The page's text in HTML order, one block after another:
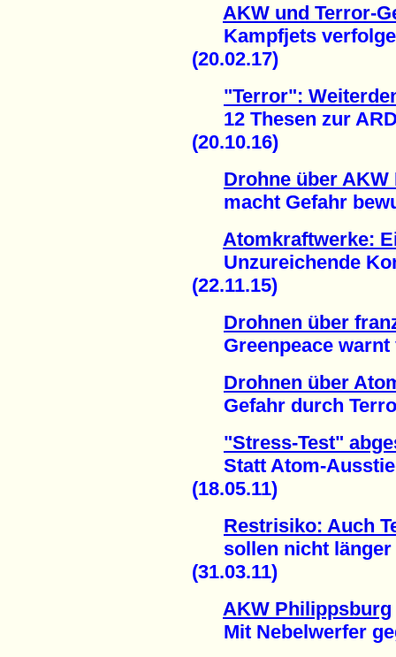
AKW und Terror-
Kampfjets
(20.02.17)
"Terror":
12 Thesen zur
(20.10.16)
Drohne über AKW
macht Gefahr
Atomkraftwerke:
Unzureichende
(22.11.15)
Drohnen über
Greenpeace warnt
Drohnen über
Gefahr durch
"Stress-Test"
Statt Atom-
(18.05.11)
Restrisiko: Auch
sollen nicht länger
(31.03.11)
AKW Philippsburg
Mit Nebelwerfer